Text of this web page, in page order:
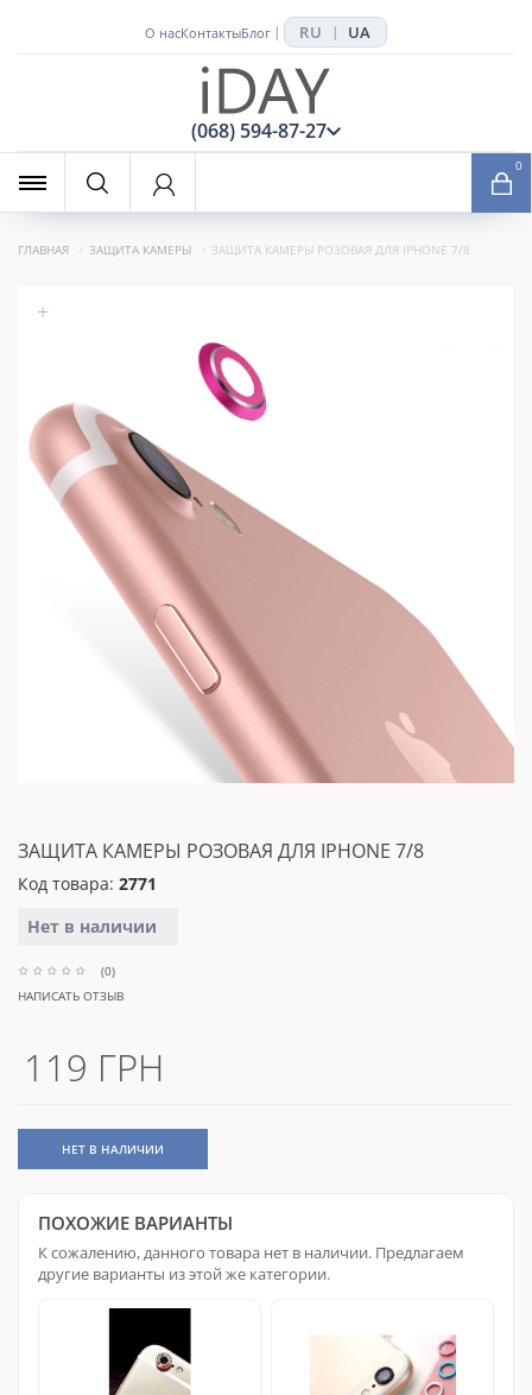
О насКонтактыБлог | RU | UA
(068) 594-87-27
0
ГЛАВНАЯ ЗАЩИТА КАМЕРЫ ЗАЩИТА КАМЕРЫ РОЗОВАЯ ДЛЯ IPHONE 7/8
+
ЗАЩИТА КАМЕРЫ РОЗОВАЯ ДЛЯ IPHONE 7/8
Код товара: 2771
Нет в наличии
(0)
НАПИСАТЬ ОТЗЫВ
119 ГРН
НЕТ В НАЛИЧИИ
ПОХОЖИЕ ВАРИАНТЫ
К сожалению, данного товара нет в наличии. Предлагаем
другие варианты из этой же категории.